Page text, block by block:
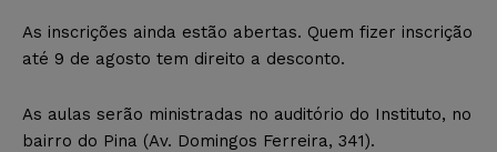
As inscrições ainda estão abertas. Quem fizer inscrição
até 9 de agosto tem direito a desconto.
As aulas serão ministradas no auditório do Instituto, no
bairro do Pina (Av. Domingos Ferreira, 341).